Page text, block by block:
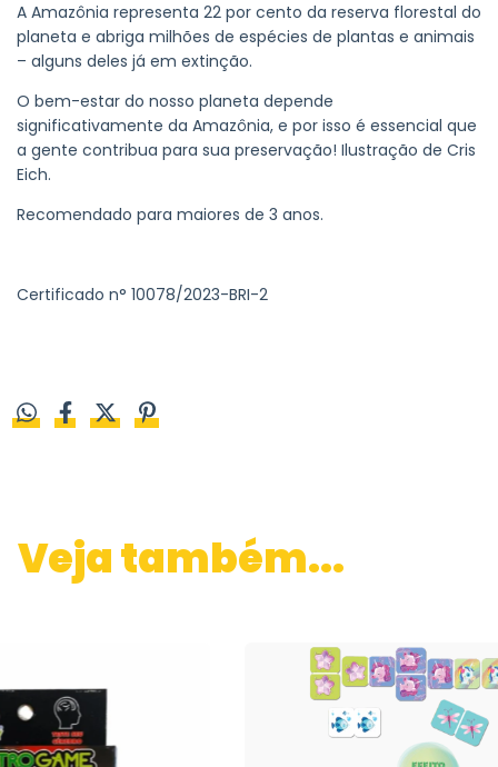
A Amazônia representa 22 por cento da reserva florestal do
planeta e abriga milhões de espécies de plantas e animais
– alguns deles já em extinção.
O bem-estar do nosso planeta depende
significativamente da Amazônia, e por isso é essencial que
a gente contribua para sua preservação! Ilustração de Cris
Eich.
Recomendado para maiores de 3 anos.
Certificado n° 10078/2023-BRI-2
Veja também...